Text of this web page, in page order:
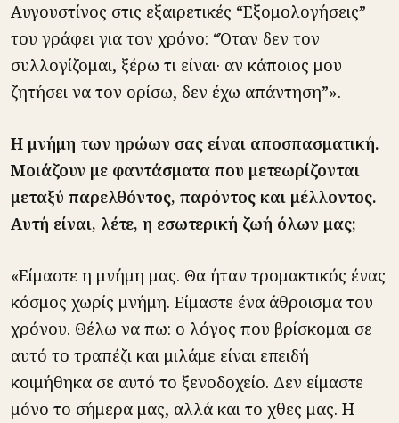
Αυγουστίνος στις εξαιρετικές “Εξομολογήσεις”
του γράφει για τον χρόνο: “Όταν δεν τον
συλλογίζομαι, ξέρω τι είναι· αν κάποιος μου
ζητήσει να τον ορίσω, δεν έχω απάντηση”».
Η μνήμη των ηρώων σας είναι αποσπασματική.
Μοιάζουν με φαντάσματα που μετεωρίζονται
μεταξύ παρελθόντος, παρόντος και μέλλοντος.
Αυτή είναι, λέτε, η εσωτερική ζωή όλων μας;
«Είμαστε η μνήμη μας. Θα ήταν τρομακτικός ένας
κόσμος χωρίς μνήμη. Είμαστε ένα άθροισμα του
χρόνου. Θέλω να πω: ο λόγος που βρίσκομαι σε
αυτό το τραπέζι και μιλάμε είναι επειδή
κοιμήθηκα σε αυτό το ξενοδοχείο. Δεν είμαστε
μόνο το σήμερα μας, αλλά και το χθες μας. Η